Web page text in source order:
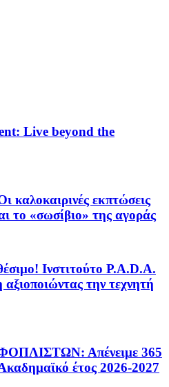
Live beyond the
εκπτώσεις
το «σωσίβιο» της αγοράς
Ινστιτούτο P.A.D.A.
την τεχνητή
Απένειμε 365
έτος 2026-2027